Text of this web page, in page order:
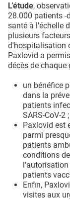
L’étude,
28.000 patients -
santé à l'échelle
plusieurs
d'hospitalisation
Paxlovid a
décès de chaque
un bénéfice
dans la
patients
SARS-CoV-2 ;
Paxlovid est
parmi
patients
conditions
l'autorisation
patients
Enfin,
visites aux